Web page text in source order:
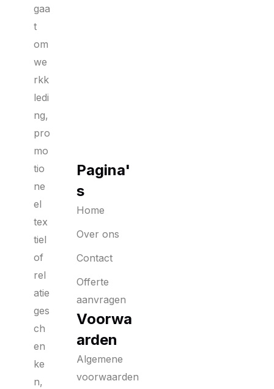
gaa
t
om
we
rkk
ledi
ng,
pro
mo
tio
ne
el
tex
tiel
of
rel
atie
ges
ch
en
ke
n,
Pagina'
s
Home
Over ons
Contact
Offerte
aanvragen
Voorwa
arden
Algemene
voorwaarden